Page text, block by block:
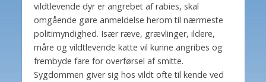
vildtlevende dyr er angrebet af rabies, skal
omgående gøre anmeldelse herom til nærmeste
politimyndighed. Især ræve, grævlinger, ildere,
måre og vildtlevende katte vil kunne angribes og
frembyde fare for overførsel af smitte.
Sygdommen giver sig hos vildt ofte til kende ved